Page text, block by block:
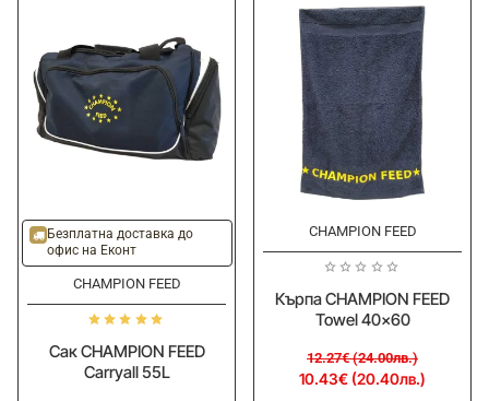
Безплатна доставка до
офис на Еконт
CHAMPION FEED
Сак CHAMPION FEED
Carryall 55L
-15%
CHAMPION FEED
Кърпа CHAMPION FEED
Towel 40x60
10.43€ (20.40лв.)
12.27€ (24.00лв.)